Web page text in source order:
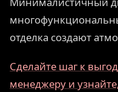
отделка создают
Сделайте шаг к
менеджеру и